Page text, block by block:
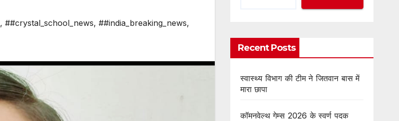
, ##crystal_school_news, ##india_breaking_news,
Recent Posts
स्वास्थ्य विभाग की टीम ने जितवान बास में
मारा छापा
कॉमनवेल्थ गेम्स 2026 के स्वर्ण पदक